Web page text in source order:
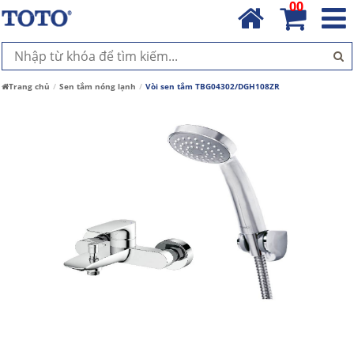
00
Trang chủ Sen tắm nóng lạnh Vòi sen tắm TBG04302/DGH108ZR